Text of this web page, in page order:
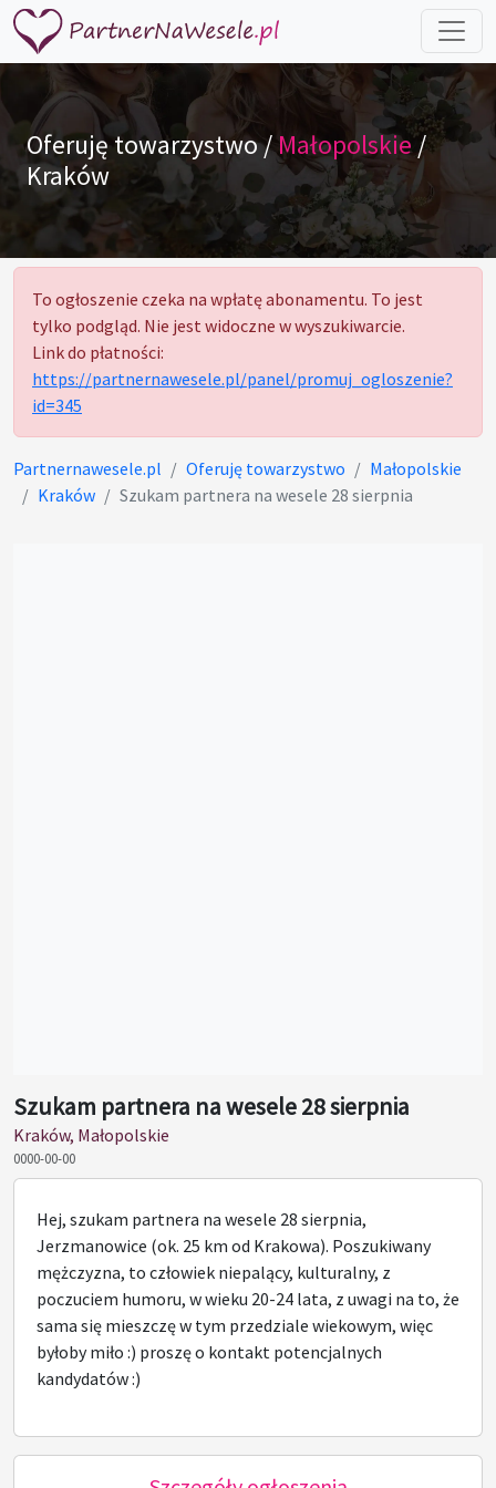
Oferuję towarzystwo /Małopolskie/
Kraków
To ogłoszenie czeka na wpłatę abonamentu. To jest
tylko podgląd. Nie jest widoczne w wyszukiwarcie.
Link do płatności:
https://partnernawesele.pl/panel/promuj_ogloszenie?
id=345
Partnernawesele.pl Oferuję towarzystwo
Małopolskie
Kraków
Szukam partnera na wesele 28 sierpnia
Szukam partnera na wesele 28 sierpnia
Kraków, Małopolskie
0000-00-00
Hej, szukam partnera na wesele 28 sierpnia,
Jerzmanowice (ok. 25 km od Krakowa). Poszukiwany
mężczyzna, to człowiek niepalący, kulturalny, z
poczuciem humoru, w wieku 20-24 lata, z uwagi na to, że
sama się mieszczę w tym przedziale wiekowym, więc
byłoby miło :) proszę o kontakt potencjalnych
kandydatów :)